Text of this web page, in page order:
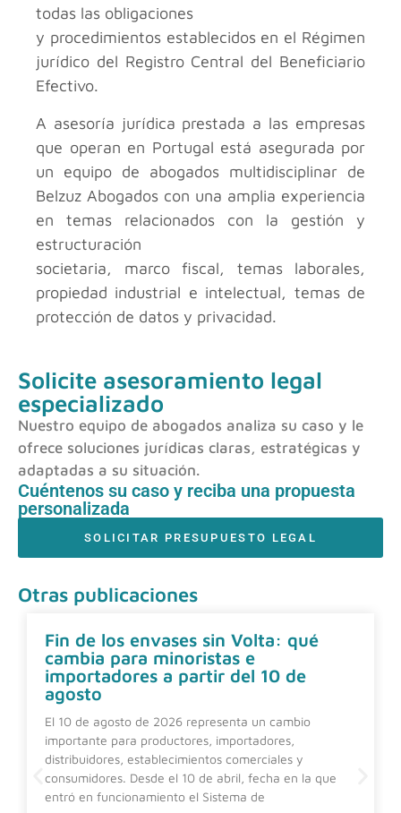
todas las obligaciones
y procedimientos establecidos en el Régimen
jurídico del Registro Central del Beneficiario
Efectivo.
A asesoría jurídica prestada a las empresas
que operan en Portugal está asegurada por
un equipo de abogados multidisciplinar de
Belzuz Abogados con una amplia experiencia
en temas relacionados con la gestión y
estructuración
societaria, marco fiscal, temas laborales,
propiedad industrial e intelectual, temas de
protección de datos y privacidad.
Solicite asesoramiento legal
especializado
Nuestro equipo de abogados analiza su caso y le
ofrece soluciones jurídicas claras, estratégicas y
adaptadas a su situación.
Cuéntenos su caso y reciba una propuesta
personalizada
SOLICITAR PRESUPUESTO LEGAL
Otras publicaciones
Fin de los envases sin Volta: qué
cambia para minoristas e
importadores a partir del 10 de
agosto
El 10 de agosto de 2026 representa un cambio
importante para productores, importadores,
distribuidores, establecimientos comerciales y
consumidores. Desde el 10 de abril, fecha en la que
entró en funcionamiento el Sistema de